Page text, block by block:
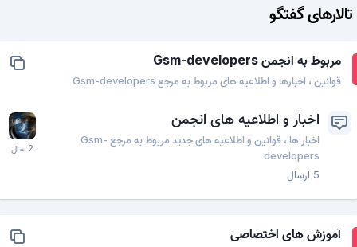
تالارهای گفتگو
مربوط به انجمن Gsm-developers
قوانین ، اخبارها و اطلاعیه های مربوط به مرجع Gsm-developers
اخبار و اطلاعیه های انجمن
اخبار ها ، قوانین و اطلاعیه های جدید مربوط به مرجع Gsm-
developers
5
ارسال
آموزش های اختصاصی